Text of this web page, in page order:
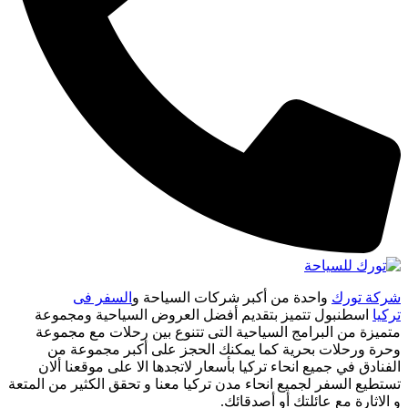
شركة تورك واحدة من أكبر شركات السياحة و السفر فى
تركيا اسطنبول تتميز بتقديم أفضل العروض السياحية ومجموعة
متميزة من البرامج السياحية التى تتنوع بين رحلات مع مجموعة
وحرة ورحلات بحرية كما يمكنك الحجز على أكبر مجموعة من
الفنادق في جميع انحاء تركيا بأسعار لاتجدها الا على موقعنا ألان
تستطيع السفر لجميع انحاء مدن تركيا معنا و تحقق الكثير من المتعة
و الاثارة مع عائلتك أو أصدقائك.